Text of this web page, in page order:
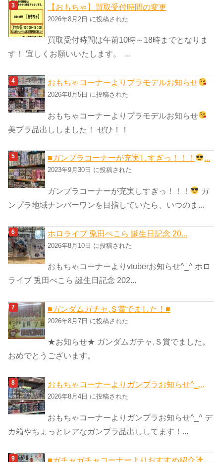
【おもちゃ】買取受付時間の変更
2026年8月2日 に投稿された
買取受付時間は午前10時～18時までとなりま
す！ 宜しくお願いいたします。 ...
おもちゃコーナーよりプラモデルお知らせ
2026年8月5日 に投稿された
おもちゃコーナーよりプラモデルお知らせ
美プラ品出ししました！ ぜひ！！
■ガンプラコーナーが充実しすぎっ！！！ ...
2023年9月30日 に投稿された
ガンプラコーナーが充実しすぎっ！！！
ガ
ンプラ地域ナンバーワンを目指していたら、いつのま...
ホロライブ 兎田ぺこら 誕生日記念 20...
2026年8月10日 に投稿された
おもちゃコーナーよりvtuberお知らせ^_^ ホロ
ライブ 兎田ぺこら 誕生日記念 202...
■ガンダムガチャ,Ｓ賞でました！■
2026年8月7日 に投稿された
★お知らせ★ ガンダムガチャ,Ｓ賞でました。
おめでとうございます。
おもちゃコーナーよりガンプラお知らせ^_...
2026年8月4日 に投稿された
おもちゃコーナーよりガンプラお知らせ^_^ デ
カ箱やちょっとレアなガンプラ品出ししてます！...
■ガチャガチャコーナーよりおすすめ紹介